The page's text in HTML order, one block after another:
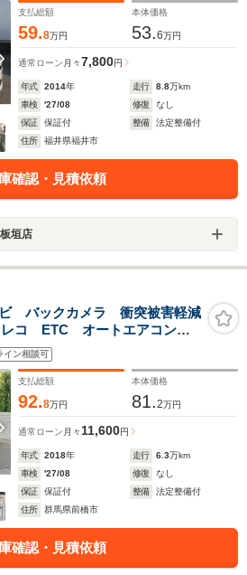
支払総額
59.8万円
本体価格
53.6万円
通常ローン 月々7,800円
年式 2014年 走行 8.8万km
車検
'27/08 修復
なし
保証
保証付 整備
法定整備付
住所
福井県福井市
確認・見積依頼
垣店
バックカメラ 衝突被害軽減
コ ETC オートエアコン
フルセグ
イン相談可
支払総額
92.8万円
本体価格
81.2万円
通常ローン 月々 11,600円
年式 2018年 走行 6.3万km
車検
'27/08 修復
なし
保証
保証付 整備
法定整備付
住所
群馬県前橋市
確認・見積依頼